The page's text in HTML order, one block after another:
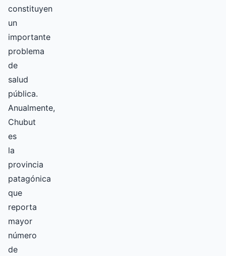
constituyen
un
importante
problema
de
salud
pública.
Anualmente,
Chubut
es
la
provincia
patagónica
que
reporta
mayor
número
de